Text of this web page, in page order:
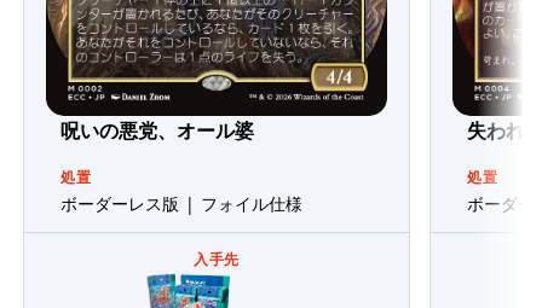
呪いの悪党、オール婆
処置
ボーダーレス版 | フォイル仕様
入手先
失われ
処置
ボーダ